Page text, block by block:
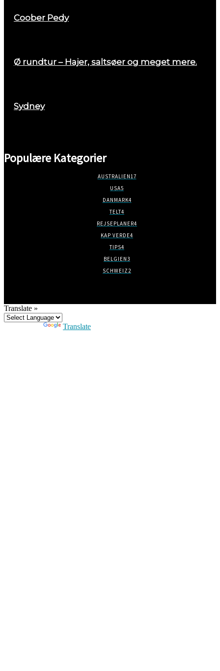
Coober Pedy
Ø rundtur – Hajer, saltsøer og meget mere.
Sydney
Populære Kategorier
AUSTRALIEN17
USA5
DANMARK4
TELT4
REJSEPLANER4
KAP VERDE4
TIPS4
BELGIEN3
SCHWEIZ2
Translate »
Translate